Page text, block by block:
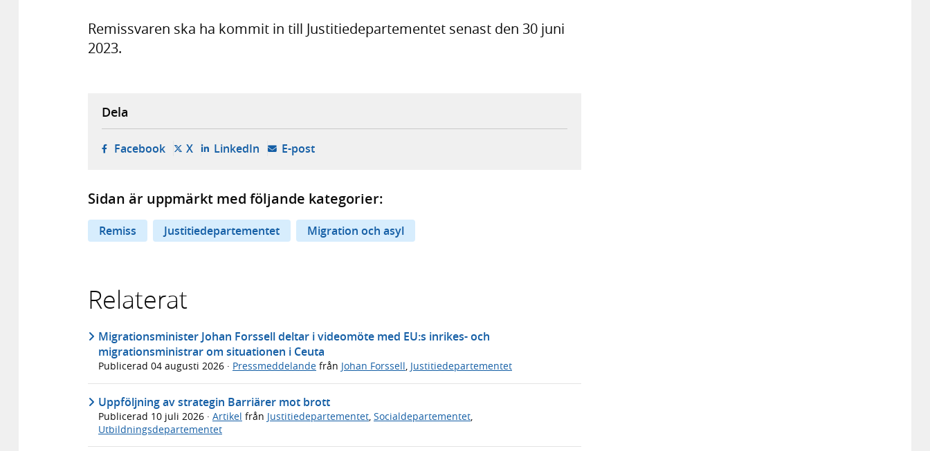
Remissvaren ska ha kommit in till Justitie­departe­mentet senast den 30 juni
2023.
Dela
Facebook- öppnas i ny flik, extern webbplats,
X- öppnas i ny flik, extern webbplats,
LinkedIn- öppnas i ny flik, extern webbplats,
E-post- öppnar din e-postklient,
Sidan är uppmärkt med följande kategorier:
Remiss Justitiedepartementet Migration och asyl
Relaterat
Migrationsminister Johan Forssell deltar i videomöte med EU:s inrikes- och
migrationsministrar om situationen i Ceuta
Publicerad 04 augusti 2026 · Pressmeddelande från Johan Forssell, Justitiedepartementet
Uppföljning av strategin Barriärer mot brott
Publicerad 10 juli 2026 · Artikel från Justitiedepartementet, Socialdepartementet,
Utbildningsdepartementet